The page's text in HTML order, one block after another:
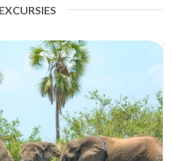
EXCURSIES